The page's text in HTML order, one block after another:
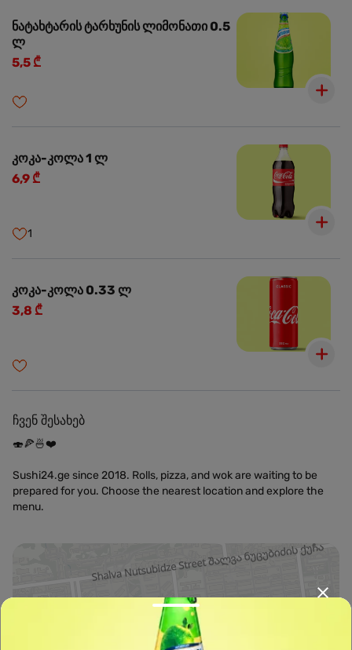
ნატახტარის ტარხუნის ლიმონათი 0.5
ლ
5,5 ₾
კოკა-კოლა 1 ლ
6,9 ₾
1
კოკა-კოლა 0.33 ლ
3,8 ₾
ჩვენ შესახებ
🍣🍕🍜❤️
Sushi24.ge since 2018. Rolls, pizza, and wok are waiting to be
prepared for you. Choose the nearest location and explore the
menu.